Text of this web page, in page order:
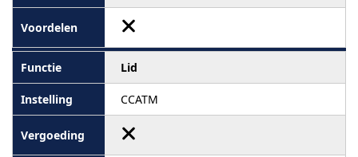
Lid
CCATM